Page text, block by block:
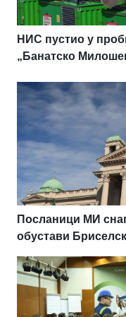
НИС пустио у
„Банатско
Посланици МИ
обустави